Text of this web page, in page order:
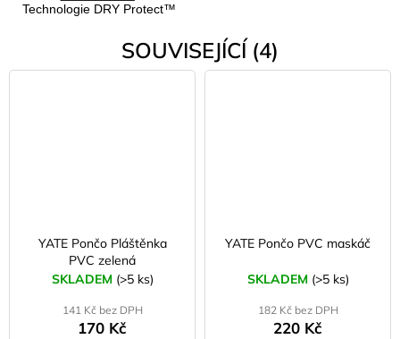
Technologie DRY Protect™
SOUVISEJÍCÍ (4)
YATE Pončo Pláštěnka
PVC zelená
SKLADEM (>5 ks)
141 Kč bez DPH
170 Kč
YATE Pončo PVC maskáč
SKLADEM (>5 ks)
182 Kč bez DPH
220 Kč